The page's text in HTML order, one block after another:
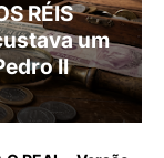
RÉIS
um
II